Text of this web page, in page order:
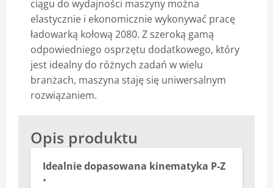
ciągu do wydajności maszyny można
elastycznie i ekonomicznie wykonywać pracę
ładowarką kołową 2080. Z szeroką gamą
odpowiedniego osprzętu dodatkowego, który
jest idealny do różnych zadań w wielu
branżach, maszyna staję się uniwersalnym
rozwiązaniem.
Opis produktu
Idealnie dopasowana kinematyka P-Z